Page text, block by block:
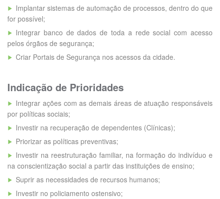
Implantar sistemas de automação de processos, dentro do que
for possível;
Integrar banco de dados de toda a rede social com acesso
pelos órgãos de segurança;
Criar Portais de Segurança nos acessos da cidade.
Indicação de Prioridades
Integrar ações com as demais áreas de atuação responsáveis
por políticas sociais;
Investir na recuperação de dependentes (Clínicas);
Priorizar as políticas preventivas;
Investir na reestruturação familiar, na formação do indivíduo e
na conscientização social a partir das instituições de ensino;
Suprir as necessidades de recursos humanos;
Investir no policiamento ostensivo;